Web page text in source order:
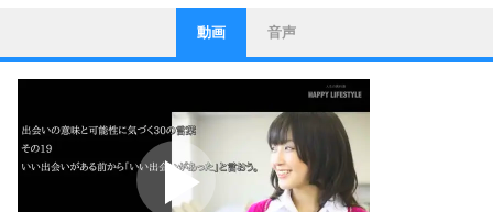
1
ストレス対策
他人と比べない。
いっそのこと、他人を見ない。
いらいらしない人になる30の方法
ポジティブになれない原因は、行動しないから。
ポジティブ思考になる30の方法
動画 音声